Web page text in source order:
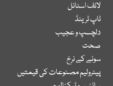
لائف اسٹائل
ٹاپ ٹرینڈ
دلچسپ و عجیب
صحت
سونے کے نرخ
پیٹرولیم مصنوعات کی قیمتیں